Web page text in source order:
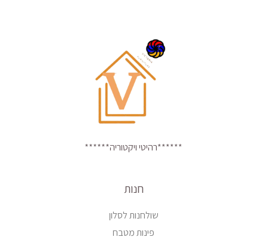
******רהיטי ויקטוריה******
חנות
שולחנות לסלון
פינות מטבח